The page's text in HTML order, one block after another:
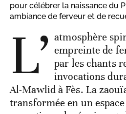
pour célébrer la naissance du
ambiance de ferveur et de
L’ atmosphère
empreinte de
par les chants
invocations
Al-Mawlid à Fès. La
transformée en un